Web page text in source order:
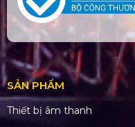
SẢN PHẨM
Thiết bị âm thanh